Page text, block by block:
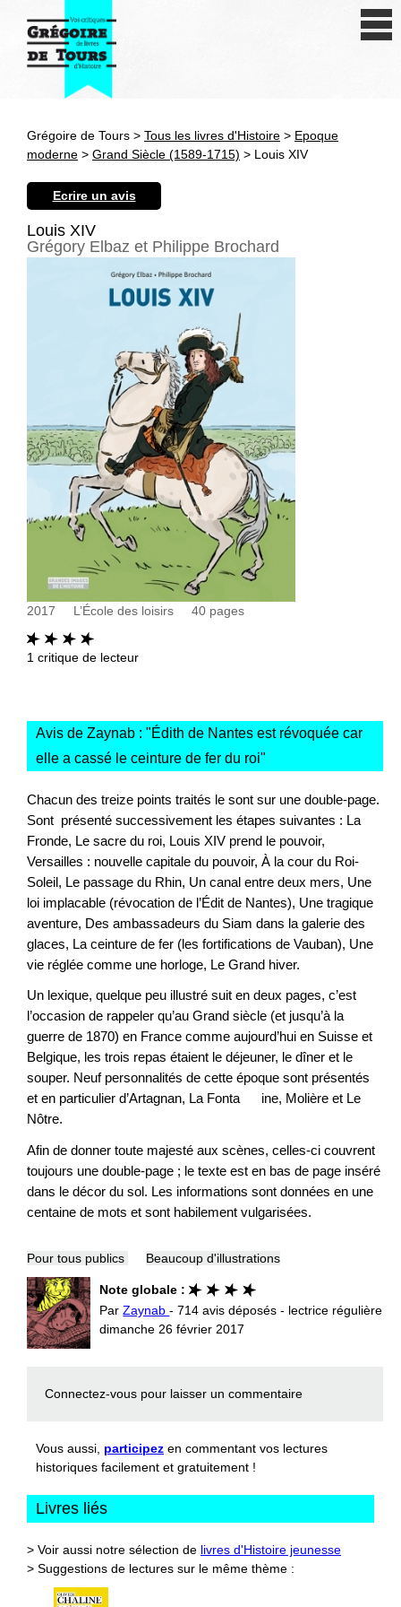
Antiquité
XXe siècle
Autres civilisations
Thématiques
Grégoire de Tours > Tous les livres d'Histoire > Epoque
moderne > Grand Siècle (1589-1715) > Louis XIV
Ecrire un avis
Louis XIV
Grégory Elbaz et Philippe Brochard
2017 L’École des loisirs 40 pages
1 critique de lecteur
Avis de Zaynab : "Édith de Nantes est révoquée car
elle a cassé le ceinture de fer du roi"
Chacun des treize points traités le sont sur une double-page.
Sont présenté successivement les étapes suivantes : La
Fronde, Le sacre du roi, Louis XIV prend le pouvoir,
Versailles : nouvelle capitale du pouvoir, À la cour du Roi-
Soleil, Le passage du Rhin, Un canal entre deux mers, Une
loi implacable (révocation de l’Édit de Nantes), Une tragique
aventure, Des ambassadeurs du Siam dans la galerie des
glaces, La ceinture de fer (les fortifications de Vauban), Une
vie réglée comme une horloge, Le Grand hiver.
Un lexique, quelque peu illustré suit en deux pages, c’est
l’occasion de rappeler qu’au Grand siècle (et jusqu’à la
guerre de 1870) en France comme aujourd’hui en Suisse et
Belgique, les trois repas étaient le déjeuner, le dîner et le
souper. Neuf personnalités de cette époque sont présentés
et en particulier d’Artagnan, La Fonta ine, Molière et Le
Nôtre.
Afin de donner toute majesté aux scènes, celles-ci couvrent
toujours une double-page ; le texte est en bas de page inséré
dans le décor du sol. Les informations sont données en une
centaine de mots et sont habilement vulgarisées.
Pour tous publics Beaucoup d'illustrations
Note globale :
ParZaynab- 714 avis déposés - lectrice régulière
dimanche 26 février 2017
Connectez-vous pour laisser un commentaire
Vous aussi, participez en commentant vos lectures
historiques facilement et gratuitement !
Livres liés
> Voir aussi notre sélection de livres d'Histoire jeunesse
> Suggestions de lectures sur le même thème :